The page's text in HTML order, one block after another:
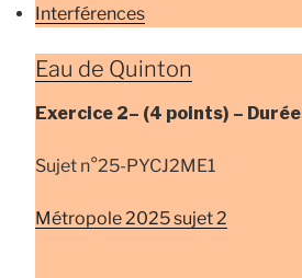
Interférences
Eau de Quinton
Exercice 2– (4 points) – Durée
Sujet n°25-PYCJ2ME1
Métropole 2025 sujet 2